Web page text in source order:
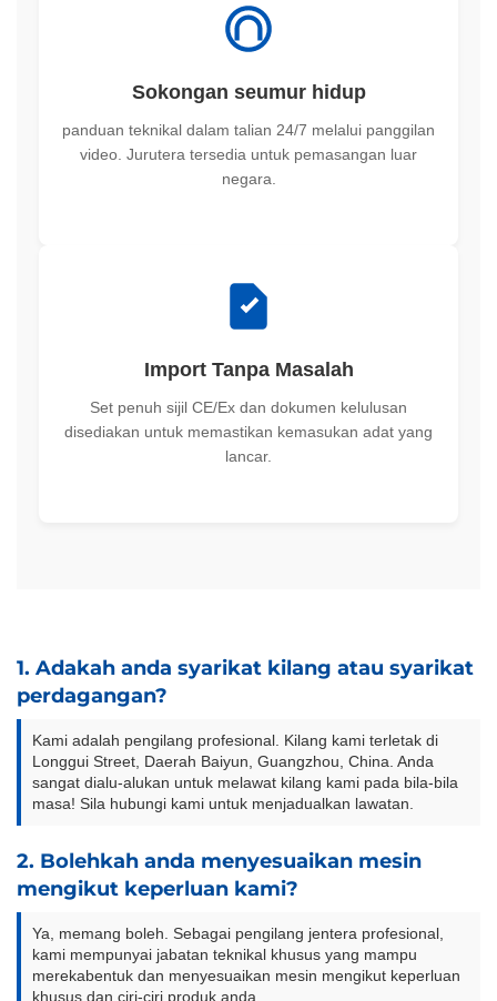
Sokongan seumur hidup
panduan teknikal dalam talian 24/7 melalui panggilan
video. Jurutera tersedia untuk pemasangan luar
negara.
Import Tanpa Masalah
Set penuh sijil CE/Ex dan dokumen kelulusan
disediakan untuk memastikan kemasukan adat yang
lancar.
1. Adakah anda syarikat kilang atau syarikat
perdagangan?
Kami adalah pengilang profesional. Kilang kami terletak di
Longgui Street, Daerah Baiyun, Guangzhou, China. Anda
sangat dialu-alukan untuk melawat kilang kami pada bila-bila
masa! Sila hubungi kami untuk menjadualkan lawatan.
2. Bolehkah anda menyesuaikan mesin
mengikut keperluan kami?
Ya, memang boleh. Sebagai pengilang jentera profesional,
kami mempunyai jabatan teknikal khusus yang mampu
merekabentuk dan menyesuaikan mesin mengikut keperluan
khusus dan ciri-ciri produk anda.